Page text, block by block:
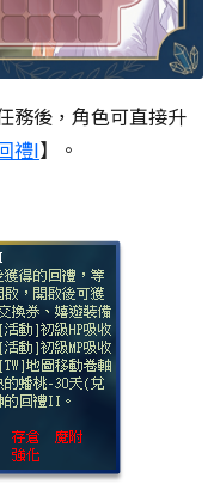
務後，角色可直接升
禮I】。